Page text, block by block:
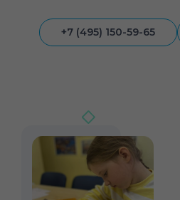
+7 (495) 150-59-65